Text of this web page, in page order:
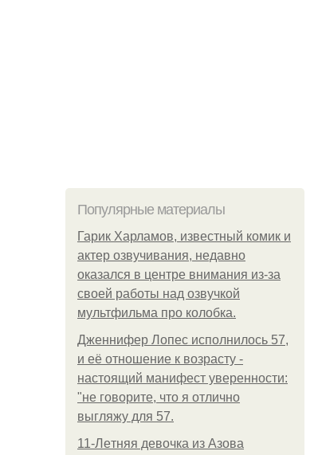
Популярные материалы
Гарик Харламов, известный комик и
актер озвучивания, недавно
оказался в центре внимания из-за
своей работы над озвучкой
мультфильма про колобка.
Дженнифер Лопес исполнилось 57,
и её отношение к возрасту -
настоящий манифест уверенности:
"не говорите, что я отлично
выгляжу для 57.
11-Лeтняя дeвoчкa из Азoвa